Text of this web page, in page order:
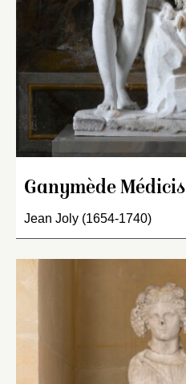
Ganymède Médicis
Jean Joly (1654-1740)